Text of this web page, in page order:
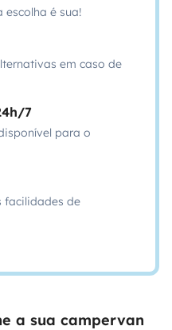
é sua!
em caso de
7
para o
facilidades de
a sua campervan